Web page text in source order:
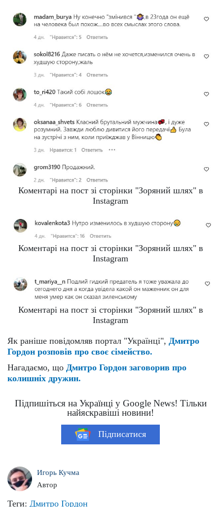
Коментарі на пост зі сторінки "Зоряний шлях" в
Instagram
Коментарі на пост зі сторінки "Зоряний шлях" в
Instagram
Коментарі на пост зі сторінки "Зоряний шлях" в
Instagram
Як раніше повідомляв портал "Українці", Дмитро
Гордон розповів про своє сімейство.
Нагадаємо, що Дмитро Гордон заговорив про
колишніх дружин.
Підпишіться на Українці у Google News! Тільки
найяскравіші новини!
Підписатися
Игорь Кучма
Автор
Теги: Дмитро Гордон